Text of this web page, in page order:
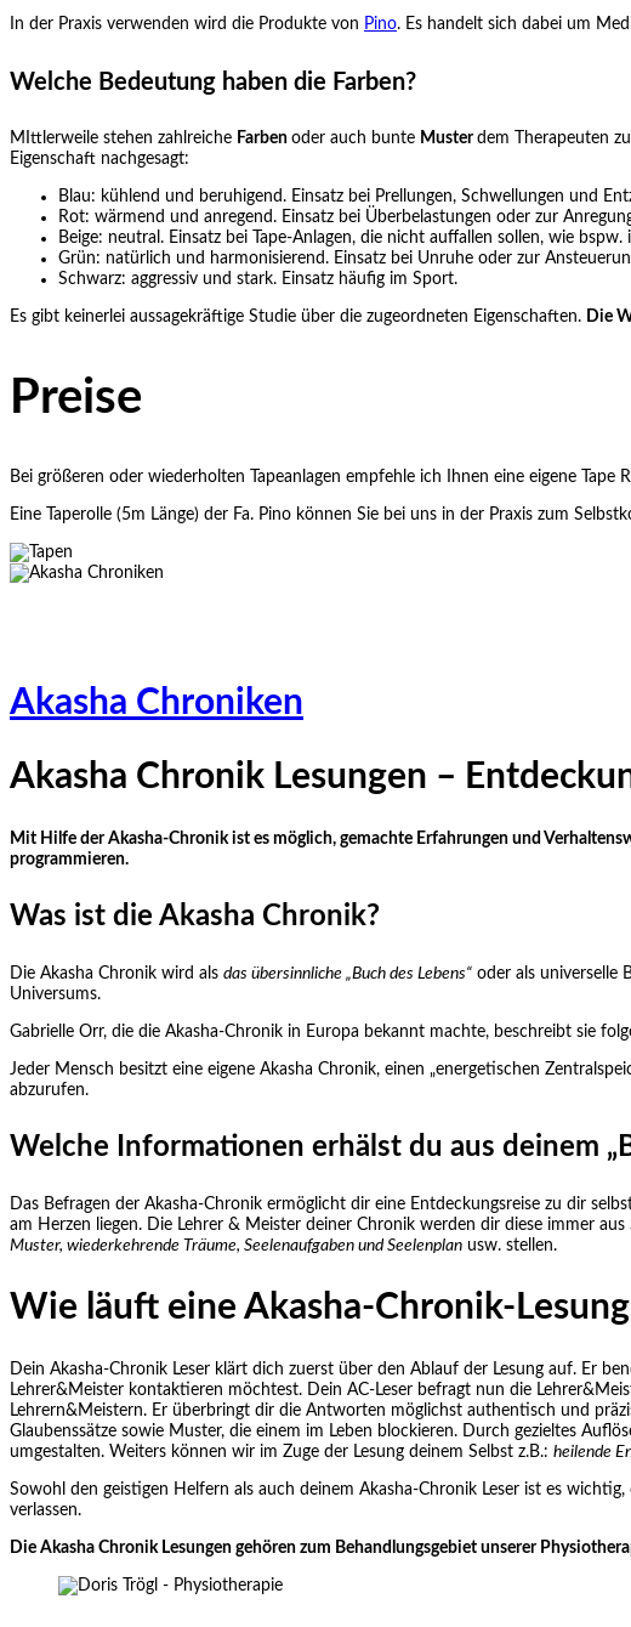
In der Praxis verwenden wird die Produkte von Pino. Es handelt sich dabei um
Welche Bedeutung haben die Farben?
MIttlerweile stehen zahlreiche Farben oder auch bunte Musterdem Therapeuten
Eigenschaft nachgesagt:
Blau: kühlend und beruhigend. Einsatz bei Prellungen, Schwellungen und
Rot: wärmend und anregend. Einsatz bei Überbelastungen oder zur
Beige: neutral. Einsatz bei Tape-Anlagen, die nicht auffallen sollen, wie bspw.
Grün: natürlich und harmonisierend. Einsatz bei Unruhe oder zur
Schwarz: aggressiv und stark. Einsatz häufig im Sport.
Es gibt keinerlei aussagekräftige Studie über die zugeordneten Eigenschaften. Die
Preise
Bei größeren oder wiederholten Tapeanlagen empfehle ich Ihnen eine eigene Tape
Eine Taperolle (5m Länge) der Fa. Pino können Sie bei uns in der Praxis zum
Akasha Chroniken
Akasha Chronik Lesungen –
Mit Hilfe der Akasha-Chronik ist es möglich, gemachte Erfahrungen und
programmieren.
Was ist die Akasha Chronik?
Die Akasha Chronik wird als das übersinnliche „Buch des Lebens“ oder als universelle
Universums.
Gabrielle Orr, die die Akasha-Chronik in Europa bekannt machte, beschreibt sie
Jeder Mensch besitzt eine eigene Akasha Chronik, einen „energetischen
abzurufen.
Welche Informationen erhälst du aus deinem
Das Befragen der Akasha-Chronik ermöglicht dir eine Entdeckungsreise zu dir
am Herzen liegen. Die Lehrer & Meister deiner Chronik werden dir diese immer
Muster, wiederkehrende Träume, Seelenaufgaben und Seelenplan usw. stellen.
Wie läuft eine Akasha-Chronik-Lesung
Dein Akasha-Chronik Leser klärt dich zuerst über den Ablauf der Lesung auf. Er
Lehrer&Meister kontaktieren möchtest. Dein AC-Leser befragt nun die
Lehrern&Meistern. Er überbringt dir die Antworten möglichst authentisch und
Glaubenssätze sowie Muster, die einem im Leben blockieren. Durch gezieltes
umgestalten. Weiters können wir im Zuge der Lesung deinem Selbst z.B.: heilende
Sowohl den geistigen Helfern als auch deinem Akasha-Chronik Leser ist es
verlassen.
Die Akasha Chronik Lesungen gehören zum Behandlungsgebiet unserer